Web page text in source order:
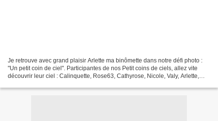
Je retrouve avec grand plaisir Arlette ma binômette dans notre défi photo :
"Un petit coin de ciel". Participantes de nos Petit coins de ciels, allez vite
découvrir leur ciel : Calinquette, Rose63, Cathyrose, Nicole, Valy, Arlette,